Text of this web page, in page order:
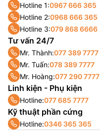
Hotline 1:0967 666 365
Hotline 2:0968 666 365
Hotline 3:079 868 6666
Tư vấn 24/7
Mr. Thành:077 389 7777
Mr. Tuấn:078 389 7777
Mr. Hoàng:077 290 7777
Linh kiện - Phụ kiện
Hotline:077 685 7777
Kỹ thuật phần cứng
Hotline:0346 365 365